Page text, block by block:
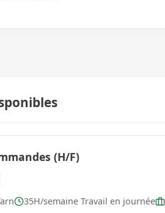
(H/F)
35H/semaine Travail en journée